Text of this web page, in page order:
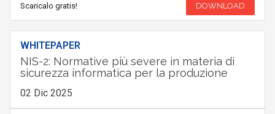
Scaricalo gratis! DOWNLOAD
WHITEPAPER
NIS-2: Normative più severe in materia di
sicurezza informatica per la produzione
02 Dic 2025